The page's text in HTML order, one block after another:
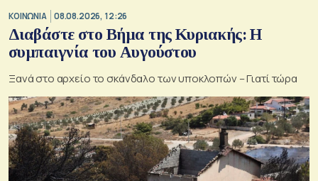
ΚΟΙΝΩΝΙΑ 08.08.2026, 12:26
Διαβάστε στο Βήμα της Κυριακής: Η
συμπαιγνία του Αυγούστου
Ξανά στο αρχείο το σκάνδαλο των υποκλοπών – Γιατί τώρα